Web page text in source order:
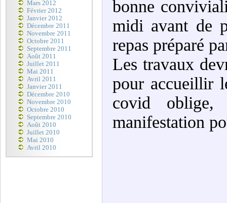
Mars 2012
Février 2012
Janvier 2012
Décembre 2011
Novembre 2011
Octobre 2011
Septembre 2011
Août 2011
Juillet 2011
Mai 2011
Avril 2011
Janvier 2011
Décembre 2010
Novembre 2010
Octobre 2010
Septembre 2010
Août 2010
Juillet 2010
Mai 2010
Avril 2010
bonne
midi avant de
repas préparé
Les travaux
pour accueillir
covid oblige,
manifestation